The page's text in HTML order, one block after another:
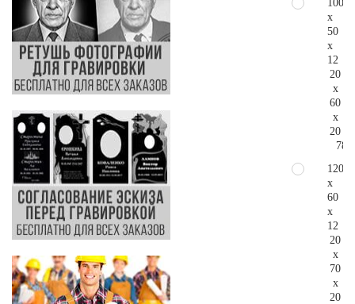
100
x
50
x
12
20
x
60
x
20
120
x
60
x
12
20
x
70
x
20